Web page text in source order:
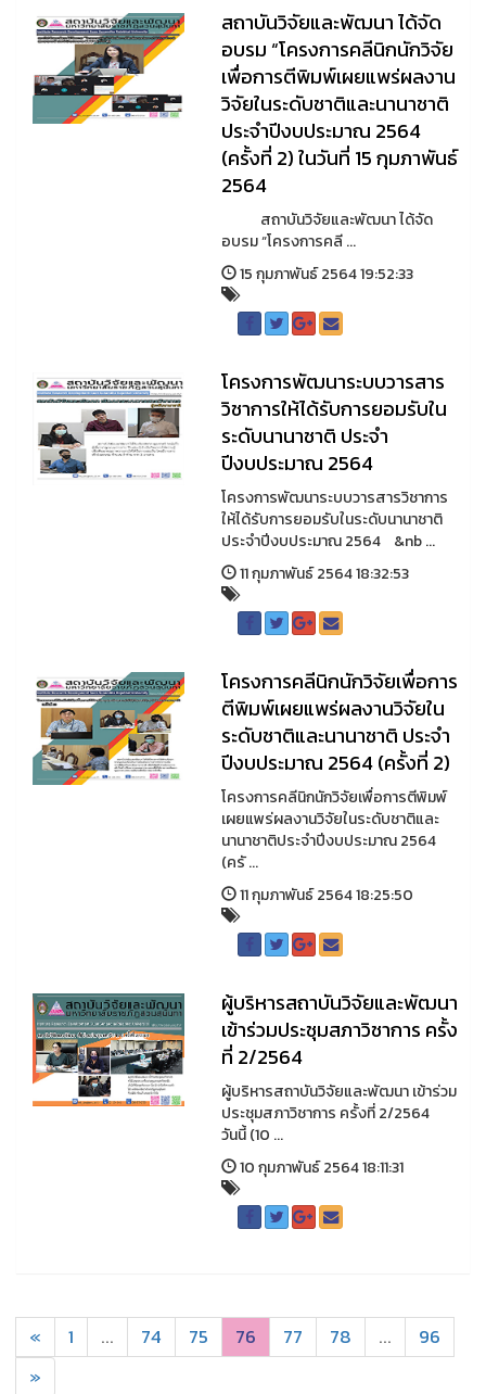
สถาบันวิจัยและพัฒนา ได้จัด
อบรม “โครงการคลีนิกนักวิจัย
เพื่อการตีพิมพ์เผยแพร่ผลงาน
วิจัยในระดับชาติและนานาชาติ
ประจำปีงบประมาณ 2564
(ครั้งที่ 2) ในวันที่ 15 กุมภาพันธ์
2564
สถาบันวิจัยและพัฒนา ได้จัด
อบรม “โครงการคลี ...
15 กุมภาพันธ์ 2564 19:52:33
โครงการพัฒนาระบบวารสาร
วิชาการให้ได้รับการยอมรับใน
ระดับนานาชาติ ประจำ
ปีงบประมาณ 2564
โครงการพัฒนาระบบวารสารวิชาการ
ให้ได้รับการยอมรับในระดับนานาชาติ
ประจำปีงบประมาณ 2564 &nb ...
11 กุมภาพันธ์ 2564 18:32:53
โครงการคลีนิกนักวิจัยเพื่อการ
ตีพิมพ์เผยแพร่ผลงานวิจัยใน
ระดับชาติและนานาชาติ ประจำ
ปีงบประมาณ 2564 (ครั้งที่ 2)
โครงการคลีนิกนักวิจัยเพื่อการตีพิมพ์
เผยแพร่ผลงานวิจัยในระดับชาติและ
นานาชาติประจำปีงบประมาณ 2564
(ครั ...
11 กุมภาพันธ์ 2564 18:25:50
ผู้บริหารสถาบันวิจัยและพัฒนา
เข้าร่วมประชุมสภาวิชาการ ครั้ง
ที่ 2/2564
ผู้บริหารสถาบันวิจัยและพัฒนา เข้าร่วม
ประชุมสภาวิชาการ ครั้งที่ 2/2564
วันนี้ (10 ...
10 กุมภาพันธ์ 2564 18:11:31
« 1 ... 74 75 76 77 78 ...
96
»